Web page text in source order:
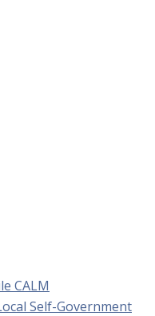
CALM
Self-Government